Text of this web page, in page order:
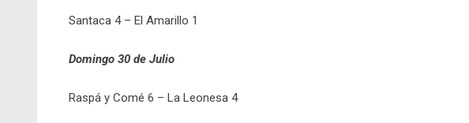
Santaca 4 – El Amarillo 1
Domingo 30 de Julio
Raspá y Comé 6 – La Leonesa 4